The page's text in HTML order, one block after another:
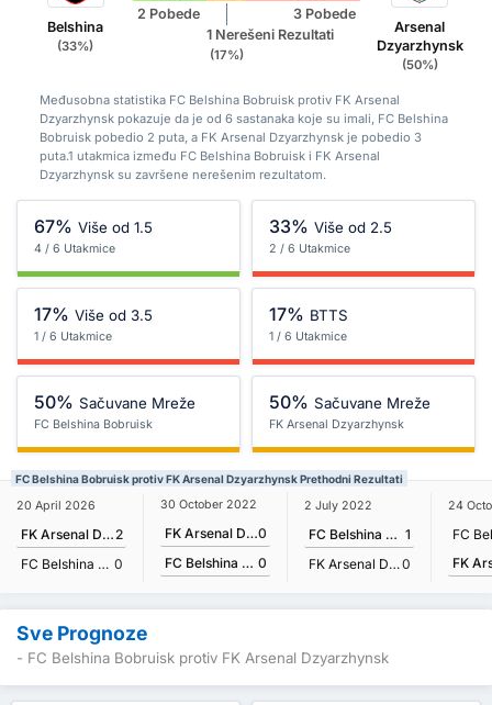
Belshina
(33%)
2 Pobede
1 Nerešeni Rezultati
(17%)
3 Pobede
Arsenal
Dzyarzhynsk
(50%)
Međusobna statistika FC Belshina Bobruisk protiv FK Arsenal
Dzyarzhynsk pokazuje da je od 6 sastanaka koje su imali, FC Belshina
Bobruisk pobedio 2 puta, a FK Arsenal Dzyarzhynsk je pobedio 3
puta.1 utakmica između FC Belshina Bobruisk i FK Arsenal
Dzyarzhynsk su završene nerešenim rezultatom.
67% Više od 1.5
4 / 6 Utakmice
33% Više od 2.5
2 / 6 Utakmice
17% Više od 3.5
1 / 6 Utakmice
17% BTTS
1 / 6 Utakmice
50% Sačuvane Mreže
FC Belshina Bobruisk
50% Sačuvane Mreže
FK Arsenal Dzyarzhynsk
FC Belshina Bobruisk protiv FK Arsenal Dzyarzhynsk Prethodni Rezultati
20 April 2026
FK Arsenal Dzyarzhynsk 2
FC Belshina Bobruisk 0
30 October 2022
FK Arsenal Dzyarzhynsk0
FC Belshina Bobruisk 0
2 July 2022
FC Belshina Bobruisk 1
FK Arsenal Dzyarzhynsk 0
24
Sve Prognoze
- FC Belshina Bobruisk protiv FK Arsenal Dzyarzhynsk